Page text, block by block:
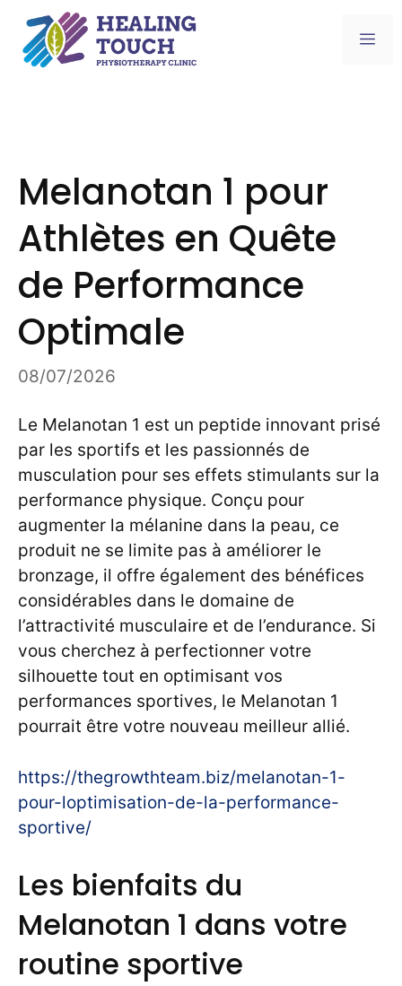
content
Melanotan 1 pour
Athlètes en Quête
de Performance
Optimale
08/07/2026
Le Melanotan 1 est un peptide innovant prisé
par les sportifs et les passionnés de
musculation pour ses effets stimulants sur la
performance physique. Conçu pour
augmenter la mélanine dans la peau, ce
produit ne se limite pas à améliorer le
bronzage, il offre également des bénéfices
considérables dans le domaine de
l’attractivité musculaire et de l’endurance. Si
vous cherchez à perfectionner votre
silhouette tout en optimisant vos
performances sportives, le Melanotan 1
pourrait être votre nouveau meilleur allié.
https://thegrowthteam.biz/melanotan-1-
pour-loptimisation-de-la-performance-
sportive/
Les bienfaits du
Melanotan 1 dans votre
routine sportive